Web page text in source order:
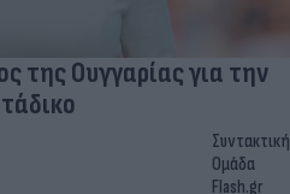
της Ουγγαρίας για την
Συντακτική
Ομάδα
Flash.gr